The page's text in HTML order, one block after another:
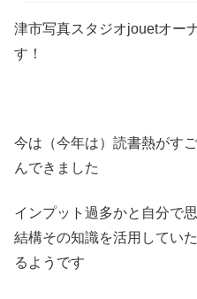
津市写真スタジオjouetオー
す！
今は（今年は）読書熱がす
んできました
インプット過多かと自分で
結構その知識を活用してい
るようです